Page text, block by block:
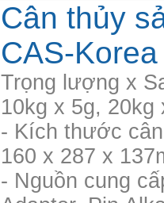
Cân thủy
CAS-Korea
Trọng lượng x
10kg x 5g, 20kg
- Kích thước
160 x 287 x
- Nguồn cung